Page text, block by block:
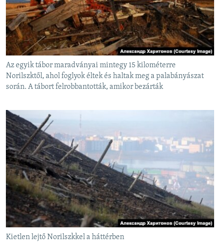
Az egyik tábor maradványai mintegy 15 kilométerre
Norilszktől, ahol foglyok éltek és haltak meg a palabányászat
során. A tábort felrobbantották, amikor bezárták
Kietlen lejtő Norilszkkel a háttérben